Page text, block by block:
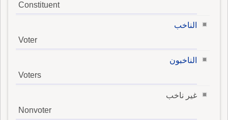
Constituent
الناخب
Voter
الناخبون
Voters
غير ناخب
Nonvoter